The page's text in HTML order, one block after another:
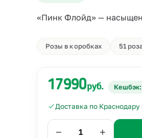
«Пинк Флойд» —
Розы в коробках 51
17990руб. Кешбэк:
Доставка по Краснодару
− +